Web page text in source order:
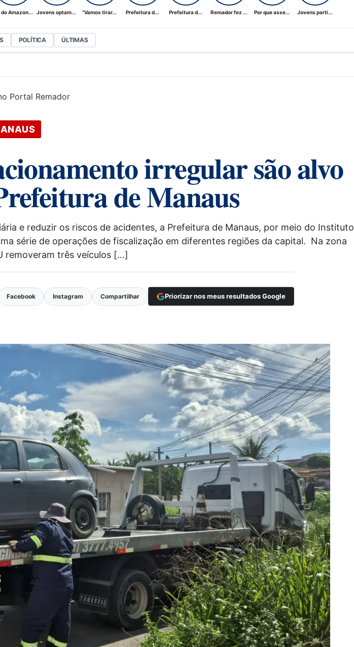
do Amazon... Jovens optam... “Vamos tirar... Prefeitura d... Prefeitura d... Remador fez ... Por que asse... Jovens parti...
POLÍTICA ÚLTIMAS
irregular são alvo
de Manaus
e reduzir os riscos de acidentes, a Prefeitura de Manaus, por meio do Instituto
série de operações de fiscalização em diferentes regiões da capital. Na zona
removeram três veículos […]
Facebook Instagram Compartilhar Priorizar nos meus resultados Google